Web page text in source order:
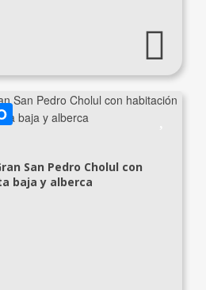
San Pedro Cholul con
baja y alberca